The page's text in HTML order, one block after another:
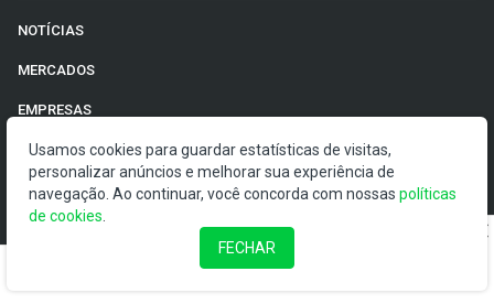
NOTÍCIAS
MERCADOS
EMPRESAS
ECONOMIA
RENDA FIXA
Usamos cookies para guardar estatísticas de visitas,
personalizar anúncios e melhorar sua experiência de
navegação. Ao continuar, você concorda com nossas políticas
de cookies
FECHAR